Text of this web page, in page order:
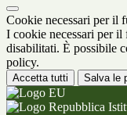
Cookie necessari per il
I cookie necessari per il
disabilitati. È possibile
policy.
Accetta tutti Salva le